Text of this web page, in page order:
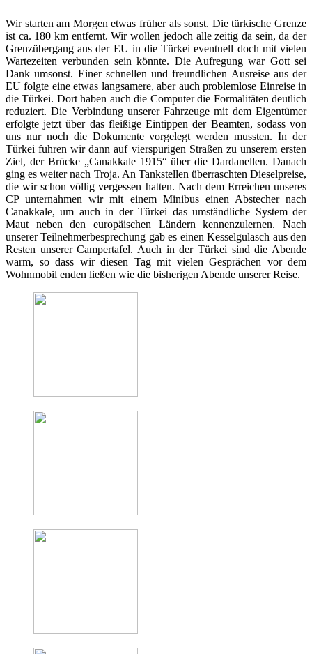
Wir starten am Morgen etwas früher als sonst. Die türkische Grenze
ist ca. 180 km entfernt. Wir wollen jedoch alle zeitig da sein, da der
Grenzübergang aus der EU in die Türkei eventuell doch mit vielen
Wartezeiten verbunden sein könnte. Die Aufregung war Gott sei
Dank umsonst. Einer schnellen und freundlichen Ausreise aus der
EU folgte eine etwas langsamere, aber auch problemlose Einreise in
die Türkei. Dort haben auch die Computer die Formalitäten deutlich
reduziert. Die Verbindung unserer Fahrzeuge mit dem Eigentümer
erfolgte jetzt über das fleißige Eintippen der Beamten, sodass von
uns nur noch die Dokumente vorgelegt werden mussten. In der
Türkei fuhren wir dann auf vierspurigen Straßen zu unserem ersten
Ziel, der Brücke „Canakkale 1915“ über die Dardanellen. Danach
ging es weiter nach Troja. An Tankstellen überraschten Dieselpreise,
die wir schon völlig vergessen hatten. Nach dem Erreichen unseres
CP unternahmen wir mit einem Minibus einen Abstecher nach
Canakkale, um auch in der Türkei das umständliche System der
Maut neben den europäischen Ländern kennenzulernen. Nach
unserer Teilnehmerbesprechung gab es einen Kesselgulasch aus den
Resten unserer Campertafel. Auch in der Türkei sind die Abende
warm, so dass wir diesen Tag mit vielen Gesprächen vor dem
Wohnmobil enden ließen wie die bisherigen Abende unserer Reise.